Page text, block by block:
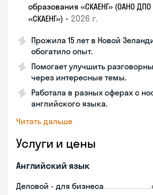
образования «СКАЕНГ» (ОАНО ДПО
«СКАЕНГ») • 2026 г.
Прожила 15 лет в Новой
обогатило опыт.
Помогает улучшить
через интересные темы.
Работала в разных сферах с
английского языка.
Читать дальше
Услуги и цены
Английский язык
Деловой - для бизнеса